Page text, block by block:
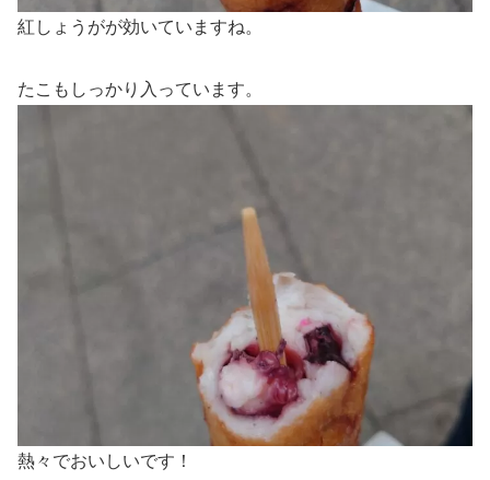
紅しょうがが効いていますね。
たこもしっかり入っています。
熱々でおいしいです！